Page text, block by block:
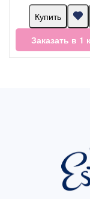
Купить
Заказать в 1